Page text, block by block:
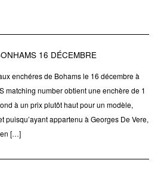
16 DÉCEMBRE
enchéres de Bohams le 16 décembre à
matching number obtient une enchère de 1
à un prix plutôt haut pour un modèle,
puisqu’ayant appartenu à Georges De Vere,
[…]